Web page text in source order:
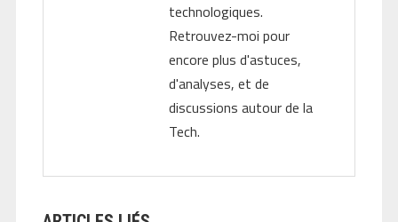
technologiques.
Retrouvez-moi pour
encore plus d'astuces,
d'analyses, et de
discussions autour de la
Tech.